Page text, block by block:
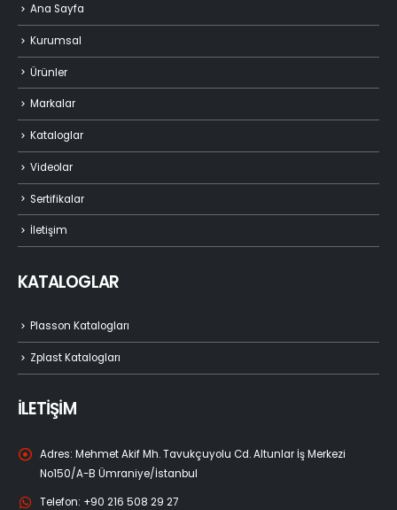
Ana Sayfa
Kurumsal
Ürünler
Markalar
Kataloglar
Videolar
Sertifikalar
İletişim
KATALOGLAR
Plasson Katalogları
Zplast Katalogları
İLETİŞİM
Adres: Mehmet Akif Mh. Tavukçuyolu Cd. Altunlar İş Merkezi
No150/A-B Ümraniye/İstanbul
Telefon: +90 216 508 29 27